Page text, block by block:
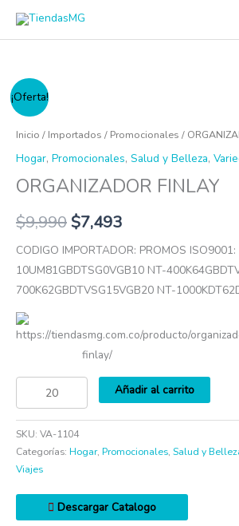
¡Oferta!
Inicio / Importados / Promocionales /
Hogar, Promocionales, Salud y Belleza,
ORGANIZADOR FINLAY
$9,990$7,493
CODIGO IMPORTADOR: PROMOS
10UM81GBDTSG0VGB10 NT-
700K62GBDTVSG15VGB20 NT-
https://tiendasmg.com.co/producto/
finlay/
ORGANIZADOR
FINLAY
cantidad
Añadir al carrito
SKU: VA-1104
Categorías: Hogar, Promocionales, Salud y
Viajes
Descargar Catalogo